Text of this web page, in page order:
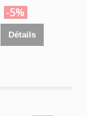
-5%
Détails